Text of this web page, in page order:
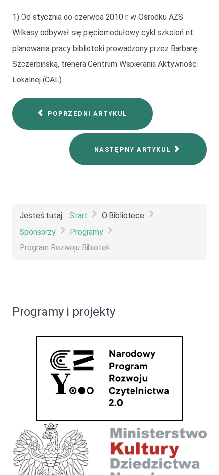
1) Od stycznia do czerwca 2010 r. w Ośrodku AZS
Wilkasy odbywał się pięciomodułowy cykl szkoleń nt.
planowania pracy biblioteki prowadzony przez Barbarę
Szczerbinską, trenera Centrum Wspierania Aktywności
Lokalnej (CAL).
POPRZEDNI ARTYKUŁ
NASTĘPNY ARTYKUŁ
Jesteś tutaj: Start
O Bibliotece
Sponsorzy
Programy
Program Rozwoju Bibiotek
Programy i projekty